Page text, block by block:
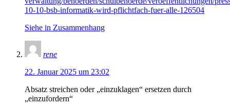
10-10-bsb-informatik-wird-pflichtfach-fuer-alle-126504
Siehe in Zusammenhang
rene
22. Januar 2025 um 23:02
Absatz streichen oder „einzuklagen“ ersetzen durch
„einzufordern“